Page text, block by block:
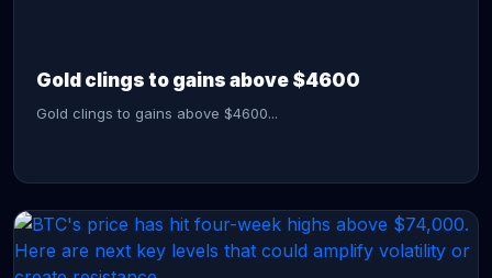
Gold clings to gains above $4600
Gold clings to gains above $4600...